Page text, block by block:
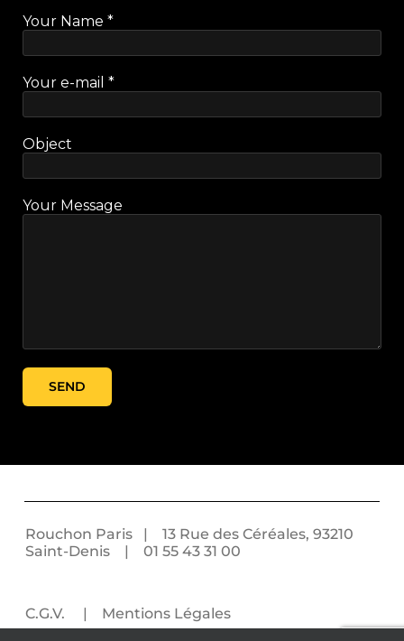
Your Name *
Your e-mail *
Object
Your Message
Rouchon Paris | 13 Rue des Céréales, 93210
Saint-Denis | 01 55 43 31 00
C.G.V. Mentions Légales